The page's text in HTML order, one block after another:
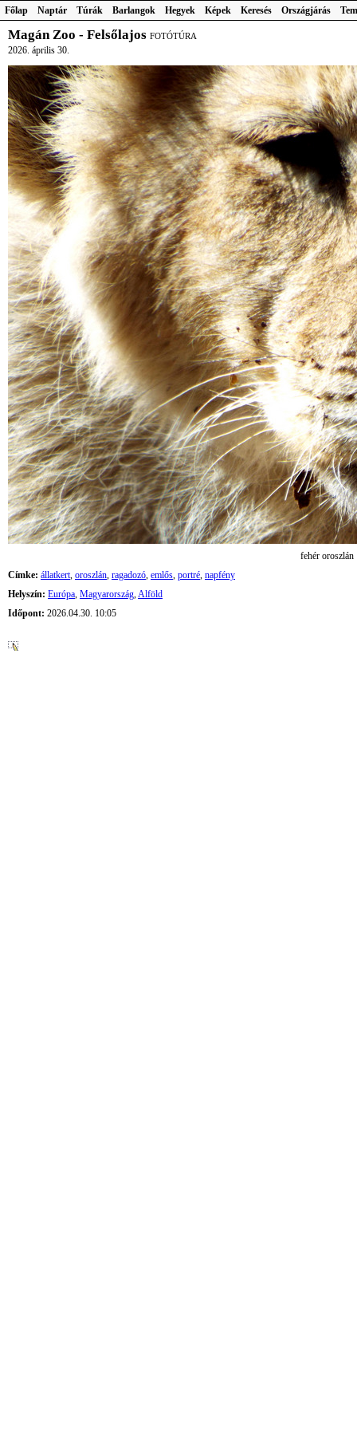
Főlap Naptár Túrák Barlangok Hegyek Képek Keresés Országjárás
Magán Zoo - Felsőlajos FOTÓTÚRA
2026. április 30.
fehér oroszlán
Címke: állatkert, oroszlán, ragadozó, emlős, portré, napfény
Helyszín: Európa, Magyarország,Alföld
Időpont: 2026.04.30. 10:05